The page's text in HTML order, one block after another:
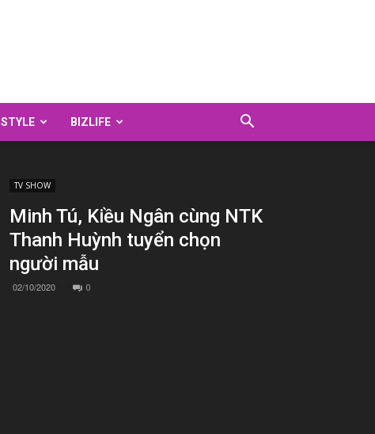
STYLE BIZLIFE
TV SHOW
Minh Tú, Kiều Ngân cùng NTK
Thanh Huỳnh tuyển chọn
người mẫu
02/10/2020 0